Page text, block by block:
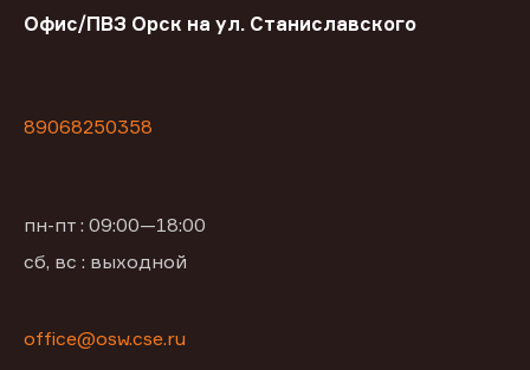
Офис/ПВЗ Орск на ул. Станиславского
89068250358
пн-пт : 09:00—18:00
сб, вс : выходной
office@osw.cse.ru